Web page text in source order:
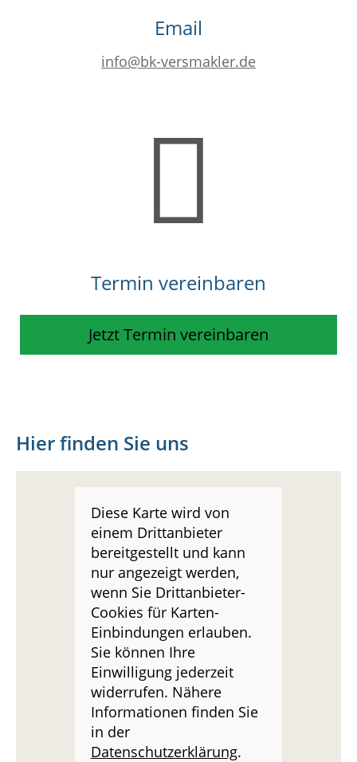
Email
info@bk-versmakler.de
Termin vereinbaren
Jetzt Termin vereinbaren
Hier finden Sie uns
Diese Karte wird von
einem Drittanbieter
bereitgestellt und kann
nur angezeigt werden,
wenn Sie Drittanbieter-
Cookies für Karten-
Einbindungen erlauben.
Sie können Ihre
Einwilligung jederzeit
widerrufen. Nähere
Informationen finden Sie
in der
Datenschutzerklärung.